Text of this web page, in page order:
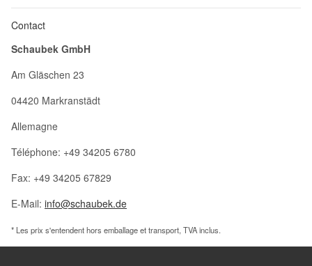
Contact
Schaubek GmbH
Am Gläschen 23
04420 Markranstädt
Allemagne
Téléphone: +49 34205 6780
Fax: +49 34205 67829
E-Mail: info@schaubek.de
* Les prix s'entendent hors emballage et transport, TVA inclus.